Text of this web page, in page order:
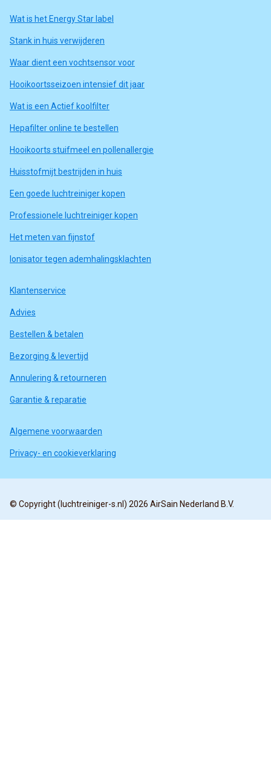
Wat is het Energy Star label
Stank in huis verwijderen
Waar dient een vochtsensor voor
Hooikoortsseizoen intensief dit jaar
Wat is een Actief koolfilter
Hepafilter online te bestellen
Hooikoorts stuifmeel en pollenallergie
Huisstofmijt bestrijden in huis
Een goede luchtreiniger kopen
Professionele luchtreiniger kopen
Het meten van fijnstof
Ionisator tegen ademhalingsklachten
Klantenservice
Advies
Bestellen & betalen
Bezorging & levertijd
Annulering & retourneren
Garantie & reparatie
Algemene voorwaarden
Privacy- en cookieverklaring
© Copyright (luchtreiniger-s.nl) 2026 AirSain Nederland B.V.